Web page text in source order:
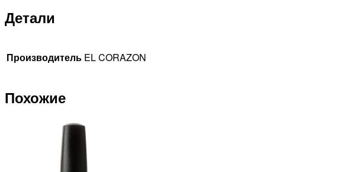
Детали
Производитель EL CORAZON
Похожие